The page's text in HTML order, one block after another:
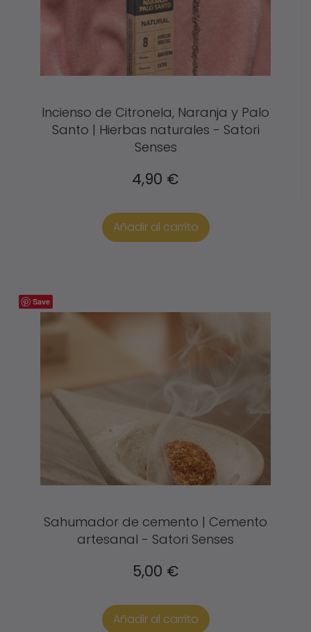
Incienso de Citronela, Naranja y Palo
Santo | Hierbas naturales - Satori
Senses
4,90 €
Añadir al carrito
Save
Sahumador de cemento | Cemento
artesanal - Satori Senses
5,00 €
Añadir al carrito